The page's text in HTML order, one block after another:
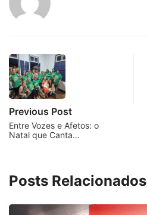
Previous Post
Entre Vozes e Afetos: o
Natal que Canta…
Posts Relacionados